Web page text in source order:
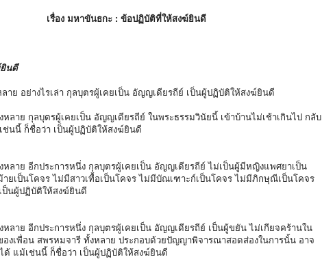
เรื่อง มหาขันธกะ : ข้อปฏิบัติที่ให้สงฆ์ยินดี
นดี
าย อย่างไรเล่า กุลบุตรผู้เคยเป็น อัญญเดียรถีย์ เป็นผู้ปฏิบัติให้สงฆ์ยินดี
หลาย กุลบุตรผู้เคยเป็น อัญญเดียรถีย์ ในพระธรรมวินัยนี้ เข้าบ้านไม่เช้าเกินไป กลับ
ช่นนี้ ก็ชื่อว่า เป็นผู้ปฏิบัติให้สงฆ์ยินดี
หลาย อีกประการหนึ่ง กุลบุตรผู้เคยเป็น อัญญเดียรถีย์ ไม่เป็นผู้มีหญิงแพศยาเป็น
ยเป็นโคจร ไม่มีสาวเทื้อเป็นโคจร ไม่มีบัณเฑาะก์เป็นโคจร ไม่มีภิกษุณีเป็นโคจร
ป็นผู้ปฏิบัติให้สงฆ์ยินดี
หลาย อีกประการหนึ่ง กุลบุตรผู้เคยเป็น อัญญเดียรถีย์ เป็นผู้ขยัน ไม่เกียจคร้านใน
องเพื่อน สพรหมจารี ทั้งหลาย ประกอบด้วยปัญญาพิจารณาสอดส่องในการนั้น อาจ
ด้ แม้เช่นนี้ ก็ชื่อว่า เป็นผู้ปฏิบัติให้สงฆ์ยินดี